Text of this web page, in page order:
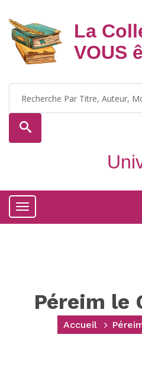
La
VOUS
Toggle
Péreim le
Accueil